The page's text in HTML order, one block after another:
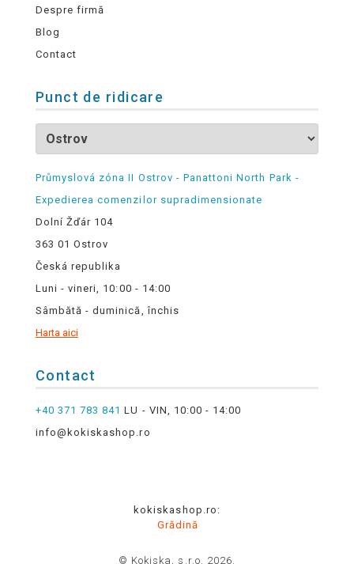
Despre firmă
Blog
Contact
Punct de ridicare
Průmyslová zóna II Ostrov - Panattoni North Park -
Expedierea comenzilor supradimensionate
Dolní Žďár 104
363 01 Ostrov
Česká republika
Luni - vineri, 10:00 - 14:00
Sâmbătă - duminică, închis
Harta aici
Contact
+40 371 783 841 LU - VIN, 10:00 - 14:00
info@kokiskashop.ro
kokiskashop.ro:
Grădină
© Kokiska, s.r.o. 2026.